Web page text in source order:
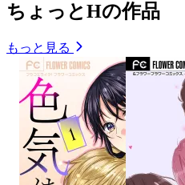
ちょっとHの作品
もっと見る